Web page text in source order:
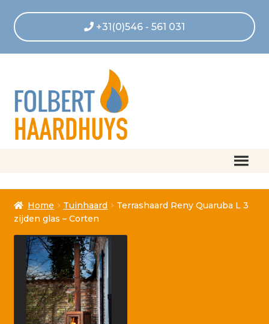
+31(0)546 - 561 031
Afrekenen
Algemene voorwaarden
Betaling geannuleerd
Betaling voltooid
Blog
Home Tuinhaard
Terrashaard Reny Quaruba L 3
zijden glas – Corten